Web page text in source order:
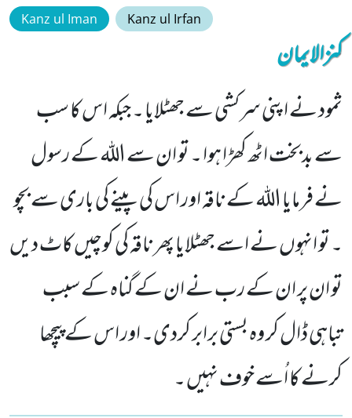
Kanz ul Iman Kanz ul Irfan
کنزالایمان
ثمود نے اپنی سرکشی سے جھٹلایا ۔ جبکہ اس کا سب
سے بدبخت اٹھ کھڑا ہوا ۔ تو ان سے اللہ کے رسول
نے فرمایا اللہ کے ناقہ اور اس کی پینے کی باری سے بچو
۔ تو انہوں نے اسے جھٹلایا پھر ناقہ کی کوچیں کاٹ دیں
تو ان پر ان کے رب نے ان کے گناہ کے سبب
تباہی ڈال کر وہ بستی برابر کردی۔ اور اس کے پیچھا
کرنے کا اُسے خوف نہیں ۔